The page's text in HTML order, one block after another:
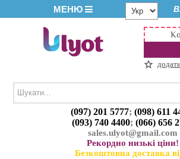
МЕНЮ
(097) 201 5777;(098) 611
(093) 740 4400;(066) 656
sales.ulyot@gmail.com
Рекордно низькі ціни!
Безкоштовна доставка